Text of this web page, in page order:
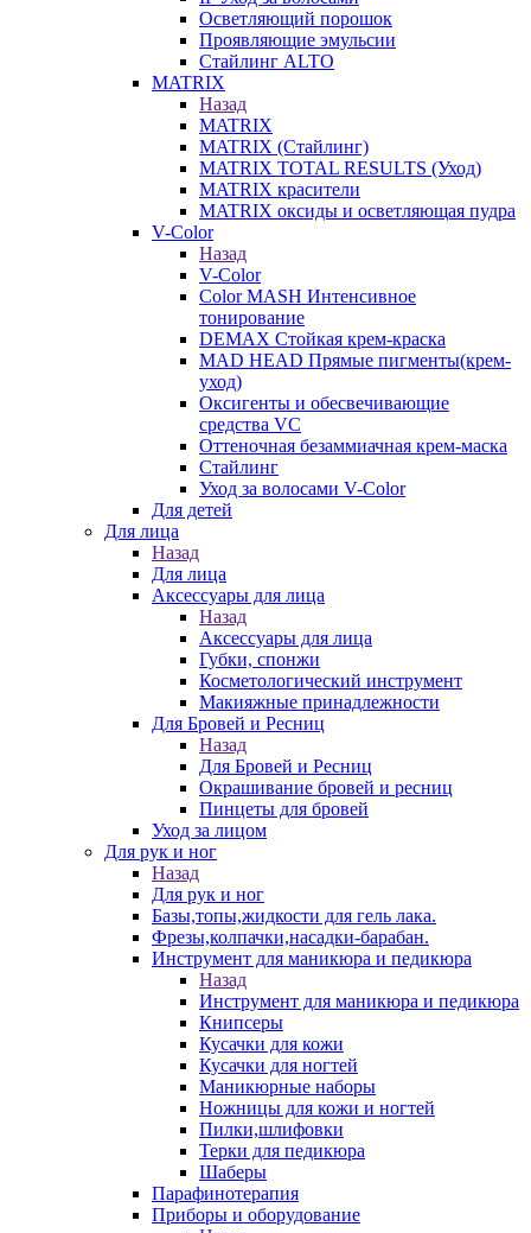
Осветляющий порошок
Проявляющие эмульсии
Стайлинг ALTO
MATRIX
Назад
MATRIX
MATRIX (Стайлинг)
MATRIX TOTAL RESULTS (Уход)
MATRIX красители
MATRIX оксиды и осветляющая пудра
V-Color
Назад
V-Color
Color MASH Интенсивное
тонирование
DEMAX Стойкая крем-краска
MAD HEAD Прямые пигменты(крем-
уход)
Оксигенты и обесвечивающие
средства VC
Оттеночная безаммиачная крем-маска
Стайлинг
Уход за волосами V-Color
Для детей
Для лица
Назад
Для лица
Аксессуары для лица
Назад
Аксессуары для лица
Губки, спонжи
Косметологический инструмент
Макияжные принадлежности
Для Бровей и Ресниц
Назад
Для Бровей и Ресниц
Окрашивание бровей и ресниц
Пинцеты для бровей
Уход за лицом
Для рук и ног
Назад
Для рук и ног
Базы,топы,жидкости для гель лака.
Фрезы,колпачки,насадки-барабан.
Инструмент для маникюра и педикюра
Назад
Инструмент для маникюра и педикюра
Книпсеры
Кусачки для кожи
Кусачки для ногтей
Маникюрные наборы
Ножницы для кожи и ногтей
Пилки,шлифовки
Терки для педикюра
Шаберы
Парафинотерапия
Приборы и оборудование